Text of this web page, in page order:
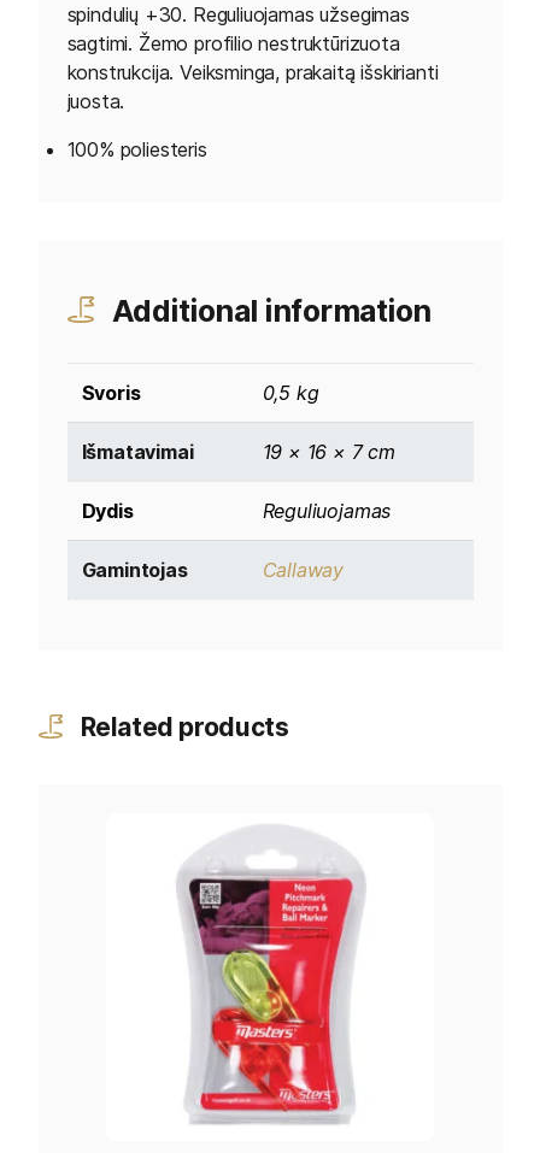
spindulių +30. Reguliuojamas užsegimas
sagtimi. Žemo profilio nestruktūrizuota
konstrukcija. Veiksminga, prakaitą išskirianti
juosta.
100% poliesteris
Additional information
Svoris 0,5 kg
Išmatavimai 19 × 16 × 7 cm
Dydis Reguliuojamas
Gamintojas Callaway
Related products